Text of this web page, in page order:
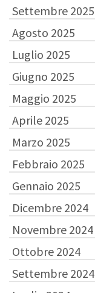
Settembre 2025
Agosto 2025
Luglio 2025
Giugno 2025
Maggio 2025
Aprile 2025
Marzo 2025
Febbraio 2025
Gennaio 2025
Dicembre 2024
Novembre 2024
Ottobre 2024
Settembre 2024